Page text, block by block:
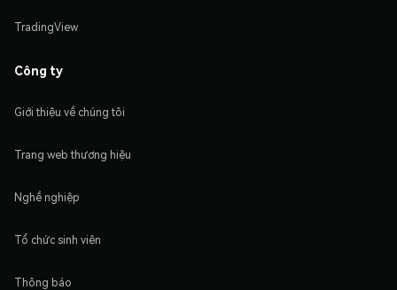
TradingView
Công ty
Giới thiệu về chúng tôi
Trang web thương hiệu
Nghề nghiệp
Tổ chức sinh viên
Thông báo